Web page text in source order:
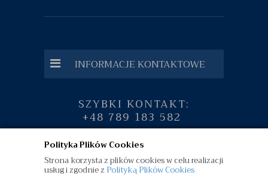
Polityka Plików Cookies
Strona korzysta z plików cookies w celu realizacji
usług i zgodnie z Polityką Plików Cookies
INFORMACJE KONTAKTOWE
SZYBKI KONTAKT:
+48 789 183 582